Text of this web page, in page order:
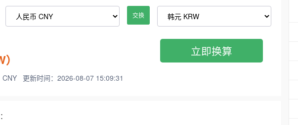
交换
CNY 更新时间：2026-08-07 15:09:31
立即换算